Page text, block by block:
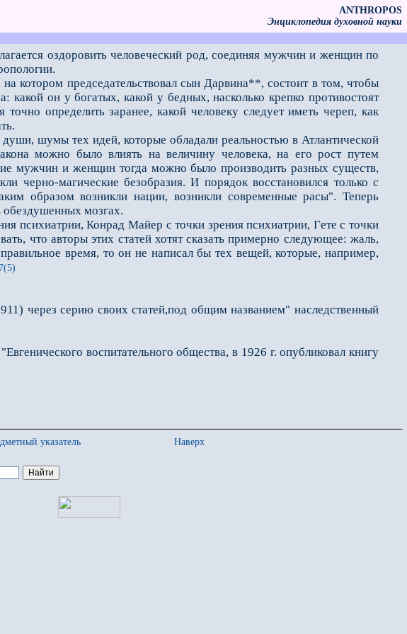
ANTHROPOS
Энциклопедия духовной науки
оздоровить человеческий род, соединяя мужчин и женщин по
котором председательствовал сын Дарвина**, состоит в том, чтобы
какой он у богатых, какой у бедных, насколько крепко противостоят
определить заранее, какой человеку следует иметь череп, как
шумы тех идей, которые обладали реальностью в Атлантической
можно было влиять на величину человека, на его рост путeм
мужчин и женщин тогда можно было производить разных существ,
черно-магические безобразия. И порядок восстановился только с
образом возникли нации, возникли современные расы". Теперь
обездушенных мозгах.
психиатрии, Конрад Майер с точки зрения психиатрии, Гeте с точки
что авторы этих статей хотят сказать примерно следующее: жаль,
время, то он не написал бы тех вещей, которые, например,
через серию своих статей,под общим названием" наследственный
воспитательного общества, в 1926 г. опубликовал книгу
указатель
Наверх